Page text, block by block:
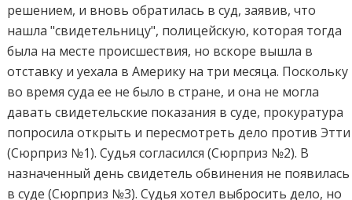
решением, и вновь обратилась в суд, заявив, что
нашла "свидетельницу", полицейскую, которая тогда
была на месте происшествия, но вскоре вышла в
отставку и уехала в Америку на три месяца. Поскольку
во время суда ее не было в стране, и она не могла
давать свидетельские показания в суде, прокуратура
попросила открыть и пересмотреть дело против Этти
(Сюрприз №1). Судья согласился (Сюрприз №2). В
назначенный день свидетель обвинения не появилась
в суде (Сюрприз №3). Судья хотел выбросить дело, но